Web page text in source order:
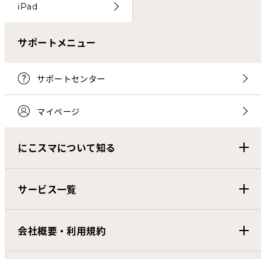
iPad
サポートメニュー
サポートセンター
マイページ
にこスマについて知る
サービス一覧
会社概要・利用規約